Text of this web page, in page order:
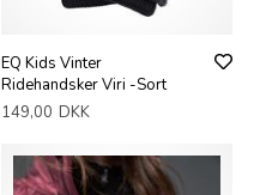
EQ Kids Vinter
Ridehandsker Viri -Sort
149,00 DKK